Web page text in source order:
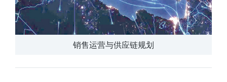
销售运营与供应链规划